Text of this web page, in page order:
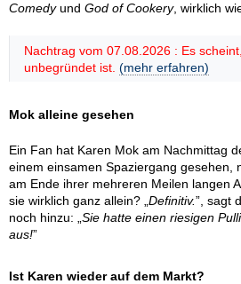
Comedyund God of Cookery, wirklich
Nachtrag vom 07.08.2026 : Es
unbegründet ist. (mehr erfahren)
Mok alleine gesehen
Ein Fan hat Karen Mok am Nachmittag
einem einsamen Spaziergang gesehen,
am Ende ihrer mehreren Meilen langen
sie wirklich ganz allein? „ Definitiv.”, sagt
noch hinzu: „ Sie hatte einen riesigen
aus!”
Ist Karen wieder auf dem Markt?